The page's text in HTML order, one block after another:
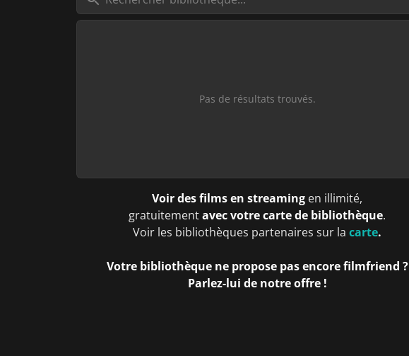
Pas de résultats trouvés.
Voir des films en streaming en illimité,
gratuitementavec votre carte de bibliothèque.
Voir les bibliothèques partenaires sur la carte.
Votre bibliothèque ne propose pas encore filmfriend ?
Parlez-lui de notre offre !